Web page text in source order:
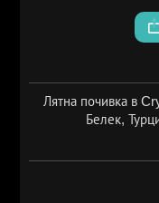
Лятна почивка в
Белек,